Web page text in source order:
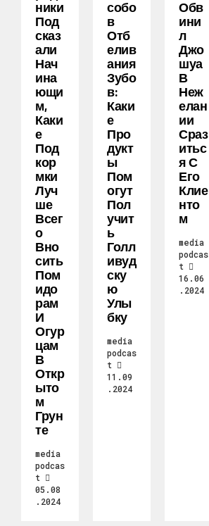
Ники
Под
Сказ
Али
Нач
Ина
Ющи
М,
Каки
Е
Под
Кор
Мки
Луч
Ше
Всег
О
Вно
Сить
Пом
Идо
Рам
И
Огур
Цам
В
Откр
Ыто
М
Грун
Те
media
podcas
t
05.08
.2024
Собо
В
Отб
Елив
Ания
Зубо
В:
Каки
Е
Про
Дукт
Ы
Пом
Огут
Пол
Учит
Ь
Голл
Ивуд
Ску
Ю
Улы
Бку
media
podcas
t
11.09
.2024
Обв
Ини
Л
Джо
Шуа
В
Неж
Елан
Ии
Сраз
Итьс
Я С
Его
Клие
Нто
М
media
podcas
t
16.06
.2024